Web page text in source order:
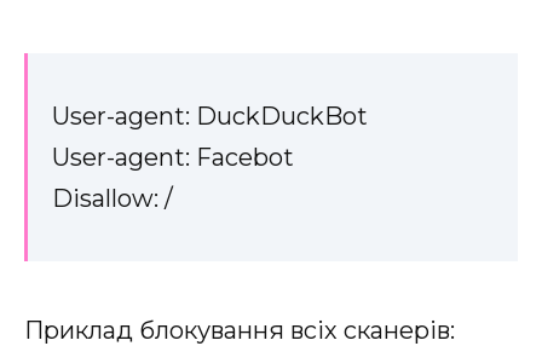
User-agent: DuckDuckBot
User-agent: Facebot
Disallow: /
Приклад блокування всіх сканерів: